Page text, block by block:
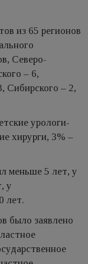
из 65 регионов
Северо-
– 6,
Сибирского – 2,
урологи-
хирурги, 3% –
меньше 5 лет, у
у
лет.
было заявлено